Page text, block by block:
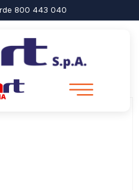
800 443 040
(Partenza ore